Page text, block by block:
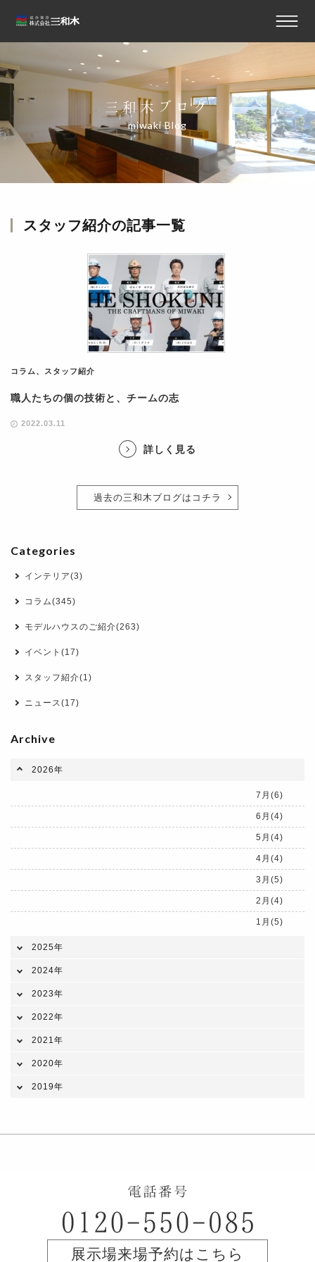
三和木ブログ
miwaki Blog
スタッフ紹介の記事一覧
コラム 、 スタッフ紹介
職人たちの個の技術と、チームの志
2022.03.11
詳しく見る
過去の三和木ブログはコチラ
Categories
インテリア(3)
コラム(345)
モデルハウスのご紹介(263)
イベント(17)
スタッフ紹介(1)
ニュース(17)
Archive
2026年
7月(6)
6月(4)
5月(4)
4月(4)
3月(5)
2月(4)
1月(5)
2025年
2024年
2023年
2022年
2021年
2020年
2019年
展示場来場予約はこちら